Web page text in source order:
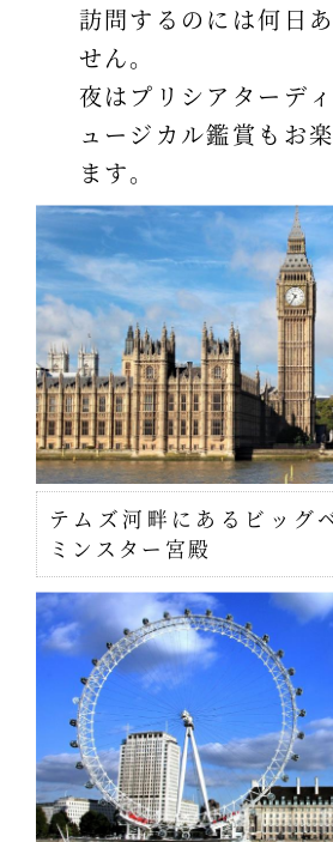
訪問するのには何日
せん。
夜はプリシアターデ
ュージカル鑑賞もお
ます。
テムズ河畔にあるビッグ
ミンスター宮殿